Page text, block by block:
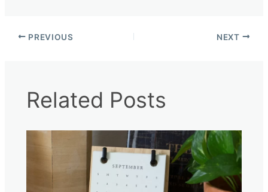
PREVIOUS NEXT
Related Posts